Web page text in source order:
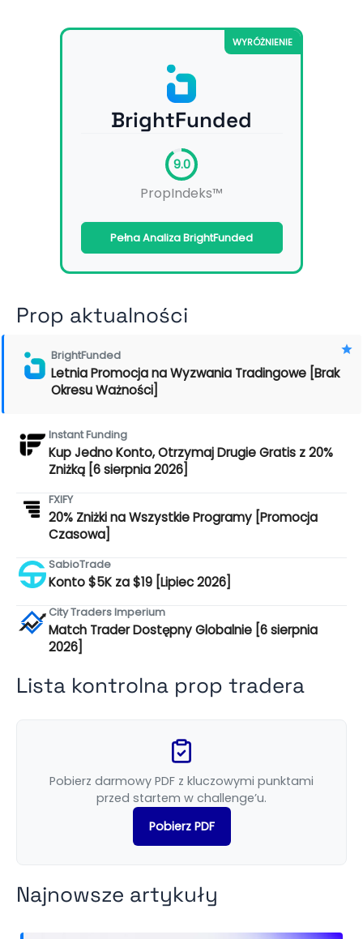
WYRÓŻNIENIE
BrightFunded
9.0
PropIndeks™
Pełna Analiza BrightFunded
Prop aktualności
BrightFunded
Letnia Promocja na Wyzwania Tradingowe [Brak
Okresu Ważności]
Instant Funding
Kup Jedno Konto, Otrzymaj Drugie Gratis z 20%
Zniżką [6 sierpnia 2026]
FXIFY
20% Zniżki na Wszystkie Programy [Promocja
Czasowa]
SabioTrade
Konto $5K za $19 [Lipiec 2026]
City Traders Imperium
Match Trader Dostępny Globalnie [6 sierpnia
2026]
Lista kontrolna prop tradera
Pobierz darmowy PDF z kluczowymi punktami
przed startem w challenge’u.
Pobierz PDF
Najnowsze artykuły